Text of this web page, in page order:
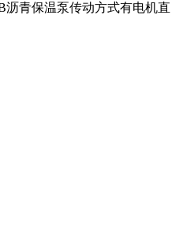
青保温泵传动方式有电机直